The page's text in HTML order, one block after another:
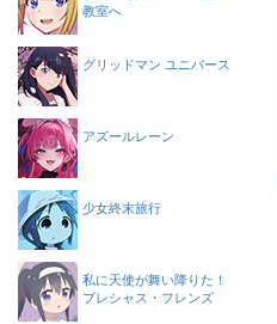
教室へ
グリッドマン ユニバース
アズールレーン
少女終末旅行
私に天使が舞い降りた！
プレシャス・フレンズ